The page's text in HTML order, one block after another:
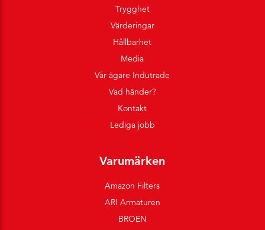
Trygghet
Värderingar
Hållbarhet
Media
Vår ägare Indutrade
Vad händer?
Kontakt
Lediga jobb
Varumärken
Amazon Filters
ARI Armaturen
BROEN